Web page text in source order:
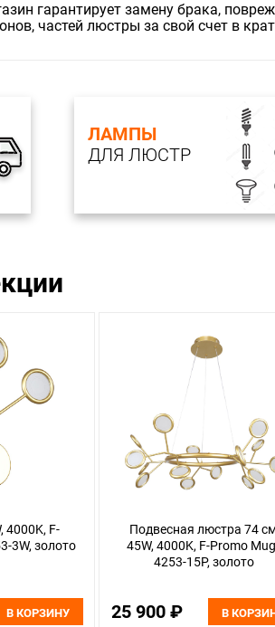
гарантирует замену брака,
частей люстры за свой счет в
ЛАМПЫ
ДЛЯ ЛЮСТР
4000K, F-
3W, золото
В КОРЗИНУ
Подвесная люстра 74
45W, 4000K, F-Promo
4253-15P, золото
25 900 ₽ В